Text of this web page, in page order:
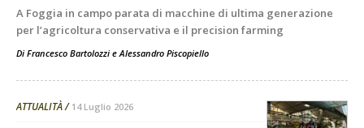
A Foggia in campo parata di macchine di ultima generazione
per l’agricoltura conservativa e il precision farming
Di Francesco Bartolozzi eAlessandro Piscopiello
ATTUALITÀ 14 Luglio 2026